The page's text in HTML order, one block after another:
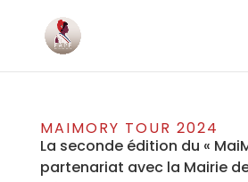
MAIMORY TOUR 2024
La seconde édition du «
partenariat avec la Mairie